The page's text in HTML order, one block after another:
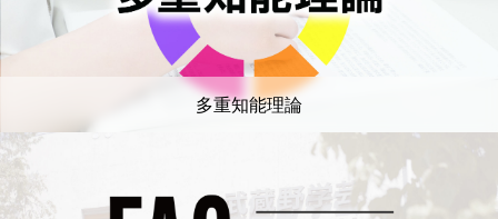
多重知能理論